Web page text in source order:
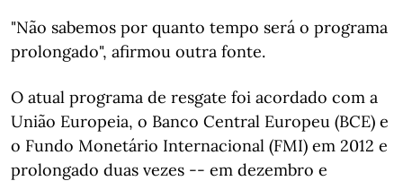
"Não sabemos por quanto tempo será o programa
prolongado", afirmou outra fonte.
O atual programa de resgate foi acordado com a
União Europeia, o Banco Central Europeu (BCE) e
o Fundo Monetário Internacional (FMI) em 2012 e
prolongado duas vezes -- em dezembro e